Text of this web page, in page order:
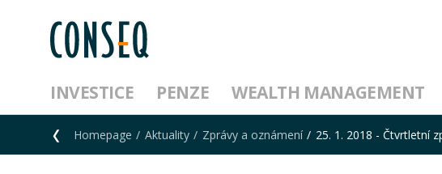
INVESTICE PENZE WEALTH MANAGEMENT
Homepage Aktuality Zprávy a oznámení 25. 1. 2018 - Čtvrtletní